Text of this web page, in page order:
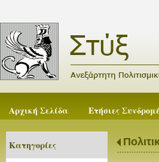
Αρχική Σελίδα Ετήσιες
Κατηγορίες